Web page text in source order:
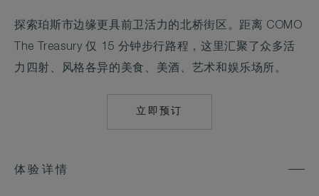
探索珀斯市边缘更具前卫活力的北桥街区。距离 COMO
The Treasury 仅 15 分钟步行路程，这里汇聚了众多活
力四射、风格各异的美食、美酒、艺术和娱乐场所。
立即预订
MAILTO:
体验详情